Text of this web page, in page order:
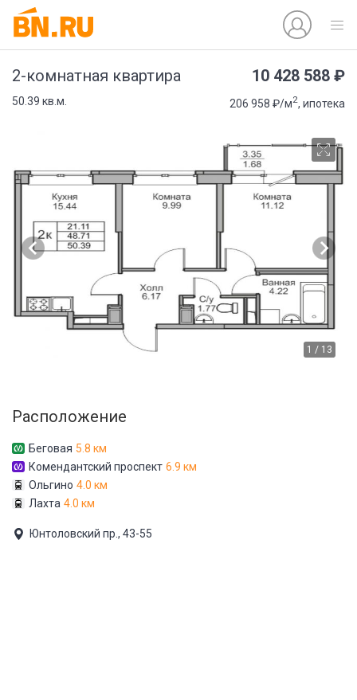
2-комнатная квартира 10 428 588 ₽
50.39 кв.м. 206 958 ₽/м2, ипотека
1 / 13
Расположение
Беговая 5.8 км
Комендантский проспект 6.9 км
Ольгино 4.0 км
Лахта 4.0 км
Юнтоловский пр., 43-55